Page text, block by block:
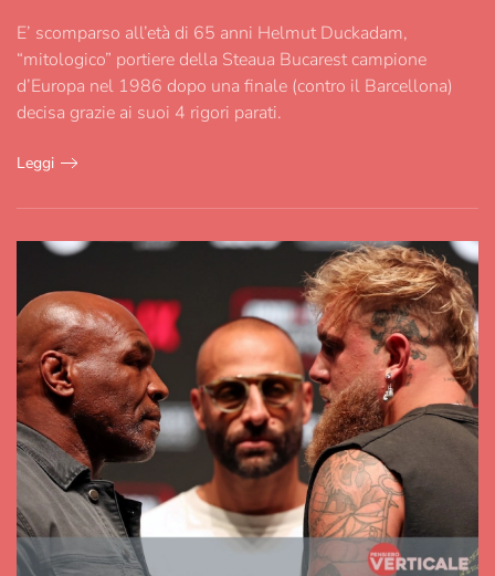
E’ scomparso all’età di 65 anni Helmut Duckadam,
“mitologico” portiere della Steaua Bucarest campione
d’Europa nel 1986 dopo una finale (contro il Barcellona)
decisa grazie ai suoi 4 rigori parati.
Leggi